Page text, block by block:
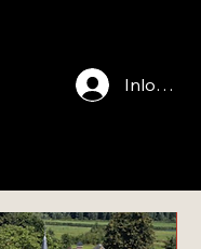
Inloggen